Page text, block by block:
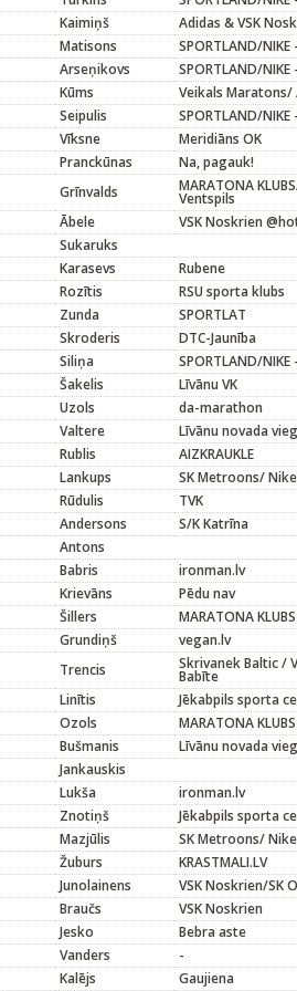
Kaimiņš
Adidas & VSK
Matisons
SPORTLAND/NIKE
Arseņikovs
SPORTLAND/NIKE
Kūms
Veikals Maratons/
Seipulis
SPORTLAND/NIKE
Vīksne
Meridiāns OK
Pranckūnas
Na, pagauk!
Grīnvalds MARATONA
Ventspils
Ābele
VSK Noskrien
Sukaruks
Karasevs
Rubene
Rozītis
RSU sporta klubs
Zunda
SPORTLAT
Skroderis
DTC-Jaunība
Siliņa
SPORTLAND/NIKE
Šakelis
Līvānu VK
Uzols
da-marathon
Valtere
Līvānu novada
Rublis
AIZKRAUKLE
Lankups
SK Metroons/
Rūdulis
TVK
Andersons
S/K Katrīna
Antons
Babris
ironman.lv
Krievāns
Pēdu nav
Šillers
MARATONA KLUBS
Grundiņš
vegan.lv
Trencis Skrivanek Baltic /
Babīte
Linītis
Jēkabpils sporta
Ozols
MARATONA KLUBS
Bušmanis
Līvānu novada
Jankauskis
Lukša
ironman.lv
Znotiņš
Jēkabpils sporta
Mazjūlis
SK Metroons/
Žuburs
KRASTMALI.LV
Junolainens
VSK Noskrien/SK
Braučs
VSK Noskrien
Jesko
Bebra aste
Vanders
-
Kalējs
Gaujiena